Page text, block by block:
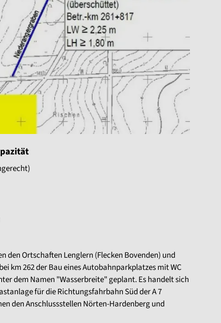
den Ortschaften Lenglern (Flecken Bovenden) und
km 262 der Bau eines Autobahnparkplatzes mit WC
dem Namen "Wasserbreite" geplant. Es handelt sich
für die Richtungsfahrbahn Süd der A 7
den Anschlussstellen Nörten-Hardenberg und